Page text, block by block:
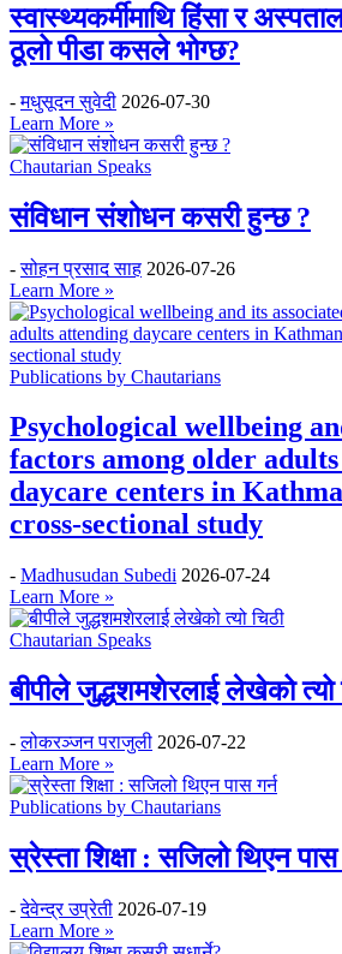
स्वास्थ्यकर्मीमाथि हिंसा र
ठूलो पीडा कसले भोग्छ?
-मधुसूदन सुवेदी 2026-07-30
Learn More »
Chautarian Speaks
संविधान संशोधन कसरी हुन्छ ?
-सोहन प्रसाद साह 2026-07-26
Learn More »
Publications by Chautarians
Psychological wellbeing
factors among older
daycare centers in
cross-sectional study
- Madhusudan Subedi 2026-07-24
Learn More »
Chautarian Speaks
बीपीले जुद्धशमशेरलाई लेखेको त्यो
-लोकरञ्‍जन पराजुली 2026-07-22
Learn More »
Publications by Chautarians
स्रेस्ता शिक्षा : सजिलो थिएन पास
-देवेन्द्र उप्रेती 2026-07-19
Learn More »